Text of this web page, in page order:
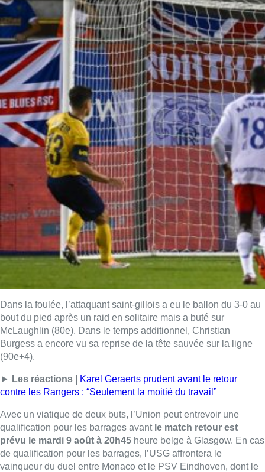
Dans la foulée, l’attaquant saint-gillois a eu le ballon du 3-0 au
bout du pied après un raid en solitaire mais a buté sur
McLaughlin (80e). Dans le temps additionnel, Christian
Burgess a encore vu sa reprise de la tête sauvée sur la ligne
(90e+4).
► Les réactions |
Karel Geraerts prudent avant le retour
contre les Rangers : “Seulement la moitié du travail”
Avec un viatique de deux buts, l’Union peut entrevoir une
qualification pour les barrages avantle match retour est
prévu le mardi 9 août à 20h45 heure belge à Glasgow. En cas
de qualification pour les barrages, l’USG affrontera le
vainqueur du duel entre Monaco et le PSV Eindhoven, dont le